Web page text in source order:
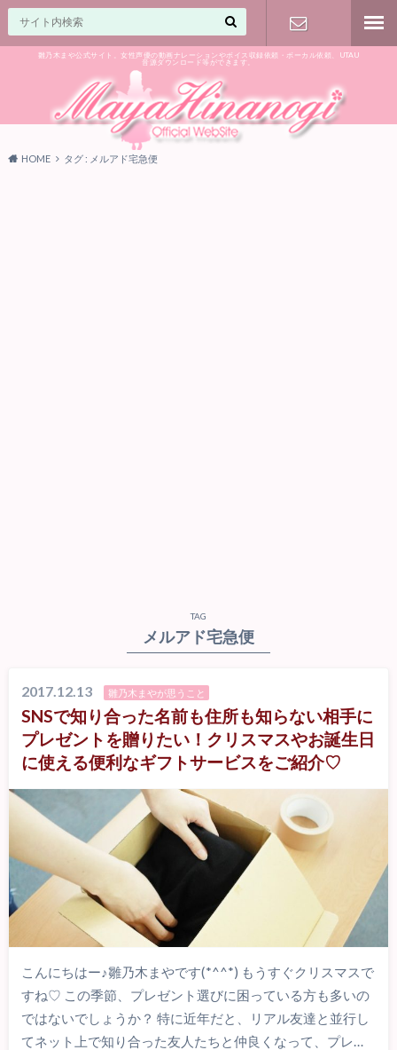
雛乃木まや公式サイト。女性声優の動画ナレーションやボイス収録依頼・ボーカル依頼、UTAU
音源ダウンロード等ができます。
気軽に♪
HOME タグ : メルアド宅急便
TAG
メルアド宅急便
2017.12.13 雛乃木まやが思うこと
SNSで知り合った名前も住所も知らない相手に
プレゼントを贈りたい！クリスマスやお誕生日
に使える便利なギフトサービスをご紹介♡
こんにちはー♪雛乃木まやです(*^^*) もうすぐクリスマスで
すね♡ この季節、プレゼント選びに困っている方も多いの
ではないでしょうか？ 特に近年だと、リアル友達と並行し
てネット上で知り合った友人たちと仲良くなって、プレ…